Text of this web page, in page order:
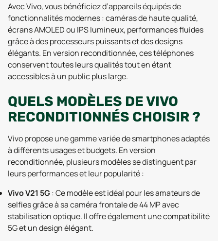
Avec Vivo, vous bénéficiez d’appareils équipés de
fonctionnalités modernes : caméras de haute qualité,
écrans AMOLED ou IPS lumineux, performances fluides
grâce à des processeurs puissants et des designs
élégants. En version reconditionnée, ces téléphones
conservent toutes leurs qualités tout en étant
accessibles à un public plus large.
QUELS MODÈLES DE VIVO
RECONDITIONNÉS CHOISIR ?
Vivo propose une gamme variée de smartphones adaptés
à différents usages et budgets. En version
reconditionnée, plusieurs modèles se distinguent par
leurs performances et leur popularité :
Vivo V21 5G: Ce modèle est idéal pour les amateurs de
selfies grâce à sa caméra frontale de 44 MP avec
stabilisation optique. Il offre également une compatibilité
5G et un design élégant.